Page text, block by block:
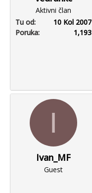
Aktivni član
Tu od
10 Kol 2007
Poruka
1,193
I
Ivan_MF
Guest